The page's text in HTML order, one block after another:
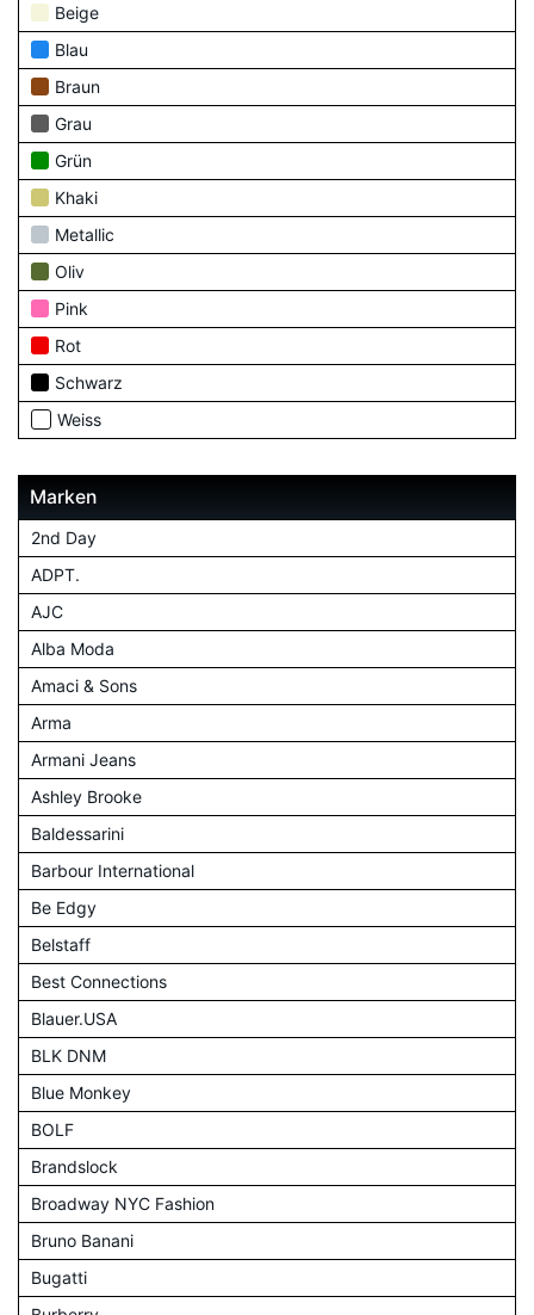
Beige
Blau
Braun
Grau
Grün
Khaki
Metallic
Oliv
Pink
Rot
Schwarz
Weiss
Marken
2nd Day
ADPT.
AJC
Alba Moda
Amaci & Sons
Arma
Armani Jeans
Ashley Brooke
Baldessarini
Barbour International
Be Edgy
Belstaff
Best Connections
Blauer.USA
BLK DNM
Blue Monkey
BOLF
Brandslock
Broadway NYC Fashion
Bruno Banani
Bugatti